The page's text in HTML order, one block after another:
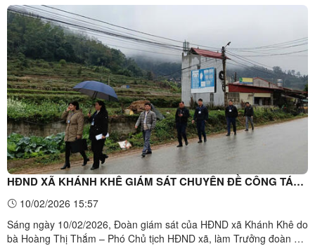
HĐND XÃ KHÁNH KHÊ GIÁM SÁT CHUYÊN ĐỀ CÔNG TÁC
THU GOM RÁC THẢI SINH HOẠT THEO HÌNH THỨC XÃ HỘI
HÓA TẠI TRUNG TÂM XÃ KHÁNH KHÊ
10/02/2026 15:57
Sáng ngày 10/02/2026, Đoàn giám sát của HĐND xã Khánh Khê do
bà Hoàng Thị Thắm – Phó Chủ tịch HĐND xã, làm Trưởng đoàn đã